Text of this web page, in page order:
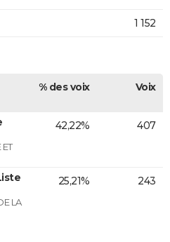
1 152
% des voix Voix
42,22% 407
LA
25,21% 243